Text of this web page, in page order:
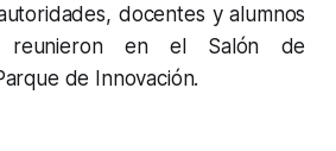
docentes y alumnos
en el Salón de
de Innovación.